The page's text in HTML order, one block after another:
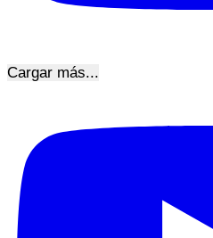
Cargar más...